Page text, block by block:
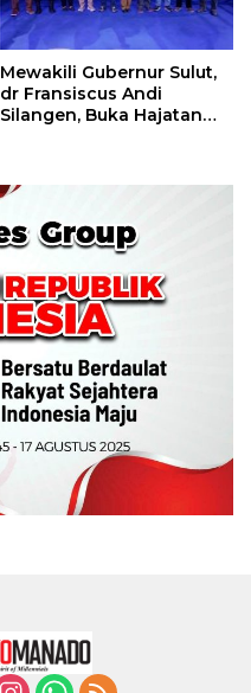
Mewakili Gubernur Sulut,
dr Fransiscus Andi
Silangen, Buka Hajatan